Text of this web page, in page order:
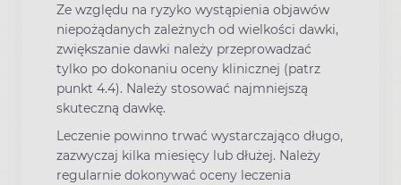
Ze względu na ryzyko wystąpienia objawów
niepożądanych zależnych od wielkości dawki,
zwiększanie dawki należy przeprowadzać
tylko po dokonaniu oceny klinicznej (patrz
punkt 4.4). Należy stosować najmniejszą
skuteczną dawkę.
Leczenie powinno trwać wystarczająco długo,
zazwyczaj kilka miesięcy lub dłużej. Należy
regularnie dokonywać oceny leczenia